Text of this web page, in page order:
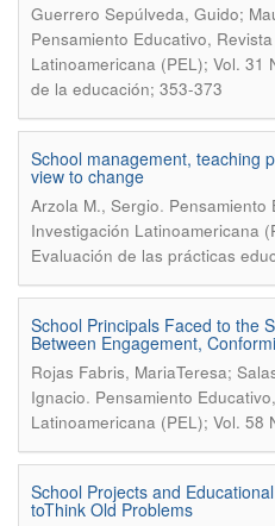
Guerrero Sepúlveda, Guido;
Pensamiento Educativo,
Latinoamericana (PEL); Vol. 31
de la educación; 353-373
School management, teaching
view to change
Arzola M., Sergio. Pensamiento
Investigación Latinoamericana
Evaluación de las prácticas
School Principals Faced to the
Between Engagement,
Rojas Fabris, MariaTeresa;
Ignacio. Pensamiento
Latinoamericana (PEL); Vol. 58
School Projects and
toThink Old Problems